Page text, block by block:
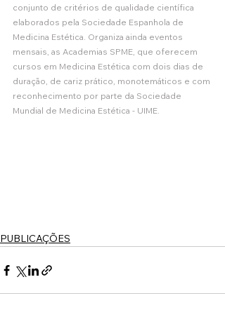
conjunto de critérios de qualidade científica
elaborados pela Sociedade Espanhola de
Medicina Estética. Organiza ainda eventos
mensais, as Academias SPME, que oferecem
cursos em Medicina Estética com dois dias de
duração, de cariz prático, monotemáticos e com
reconhecimento por parte da Sociedade
Mundial de Medicina Estética - UIME.
PUBLICAÇÕES